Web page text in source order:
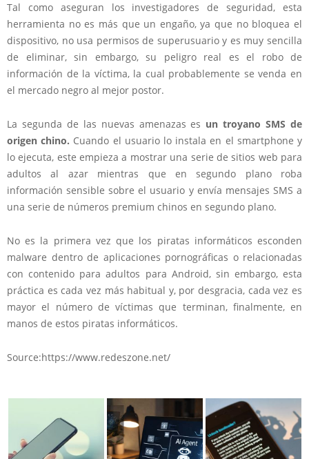
Tal como aseguran los investigadores de seguridad, esta
herramienta no es más que un engaño, ya que no bloquea el
dispositivo, no usa permisos de superusuario y es muy sencilla
de eliminar, sin embargo, su peligro real es el robo de
información de la víctima, la cual probablemente se venda en
el mercado negro al mejor postor.
La segunda de las nuevas amenazas es un troyano SMS de
origen chino. Cuando el usuario lo instala en el smartphone y
lo ejecuta, este empieza a mostrar una serie de sitios web para
adultos al azar mientras que en segundo plano roba
información sensible sobre el usuario y envía mensajes SMS a
una serie de números premium chinos en segundo plano.
No es la primera vez que los piratas informáticos esconden
malware dentro de aplicaciones pornográficas o relacionadas
con contenido para adultos para Android, sin embargo, esta
práctica es cada vez más habitual y, por desgracia, cada vez es
mayor el número de víctimas que terminan, finalmente, en
manos de estos piratas informáticos.
Source:https://www.redeszone.net/